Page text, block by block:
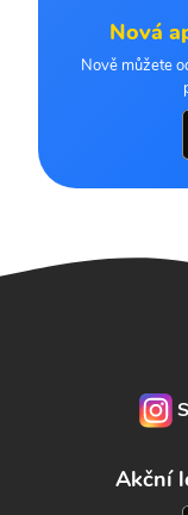
Nová
Nově můžete
Akční